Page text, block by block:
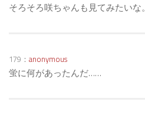
そろそろ咲ちゃんも見てみたいな。
179： anonymous
蛍に何があったんだ……